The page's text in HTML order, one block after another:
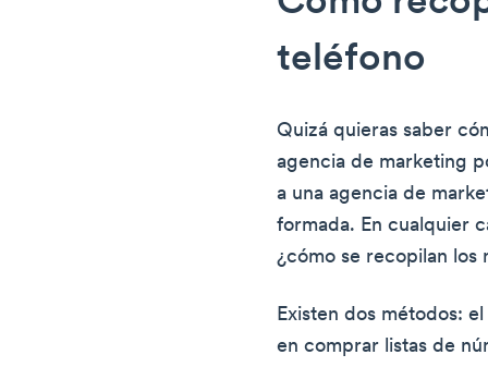
teléfono
Quizá quieras saber
agencia de marketing
a una agencia de
formada. En cualquier
¿cómo se recopilan los
Existen dos métodos:
en comprar listas de